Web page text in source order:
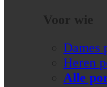
Voor wie
Dames
Heren
Alle